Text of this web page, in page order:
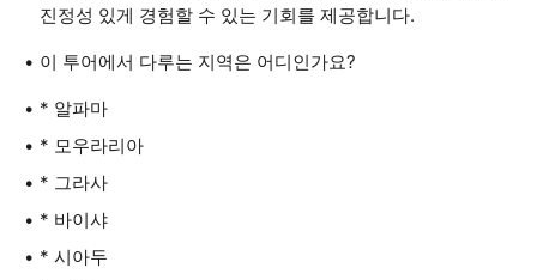
진정성 있게 경험할 수 있는 기회를 제공합니다.
이 투어에서 다루는 지역은 어디인가요?
* 알파마
* 모우라리아
* 그라사
* 바이샤
* 시아두